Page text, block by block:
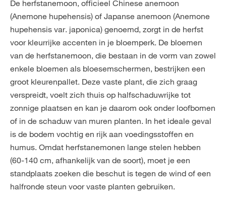
De herfstanemoon, officieel Chinese anemoon
(Anemone hupehensis) of Japanse anemoon (Anemone
hupehensis var. japonica) genoemd, zorgt in de herfst
voor kleurrijke accenten in je bloemperk. De bloemen
van de herfstanemoon, die bestaan in de vorm van zowel
enkele bloemen als bloesemschermen, bestrijken een
groot kleurenpallet. Deze vaste plant, die zich graag
verspreidt, voelt zich thuis op halfschaduwrijke tot
zonnige plaatsen en kan je daarom ook onder loofbomen
of in de schaduw van muren planten. In het ideale geval
is de bodem vochtig en rijk aan voedingsstoffen en
humus. Omdat herfstanemonen lange stelen hebben
(60-140 cm, afhankelijk van de soort), moet je een
standplaats zoeken die beschut is tegen de wind of een
halfronde steun voor vaste planten gebruiken.